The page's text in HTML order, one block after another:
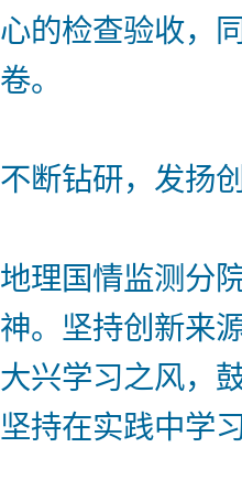
心的检查验收，
卷。
不断钻研，发扬
地理国情监测分
神。坚持创新来
大兴学习之风，
坚持在实践中学